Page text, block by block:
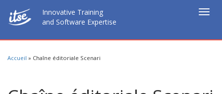
Innovative Training
and Software Expertise
Accueil » Chaîne éditoriale Scenari